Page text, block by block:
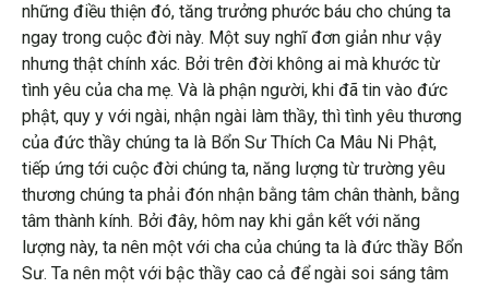
những điều thiện đó, tăng trưởng phước báu cho chúng ta
ngay trong cuộc đời này. Một suy nghĩ đơn giản như vậy
nhưng thật chính xác. Bởi trên đời không ai mà khước từ
tình yêu của cha mẹ. Và là phận người, khi đã tin vào đức
phật, quy y với ngài, nhận ngài làm thầy, thì tình yêu thương
của đức thầy chúng ta là Bổn Sư Thích Ca Mâu Ni Phật,
tiếp ứng tới cuộc đời chúng ta, năng lượng từ trường yêu
thương chúng ta phải đón nhận bằng tâm chân thành, bằng
tâm thành kính. Bởi đây, hôm nay khi gắn kết với năng
lượng này, ta nên một với cha của chúng ta là đức thầy Bổn
Sư. Ta nên một với bậc thầy cao cả để ngài soi sáng tâm